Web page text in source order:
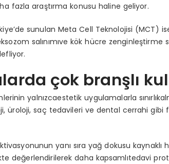
fazla araştırma konusu haline geliyor.
sunulan Meta Cell Teknolojisi (MCT)
salınımıve kök hücre zenginleştirme
çok branşlı
yalnızcaestetik uygulamalarla
üroloji, saç tedavileri ve dental cerrahi gibi
yanı sıra yağ dokusu
değerlendirilerek daha kapsamlıtedavi